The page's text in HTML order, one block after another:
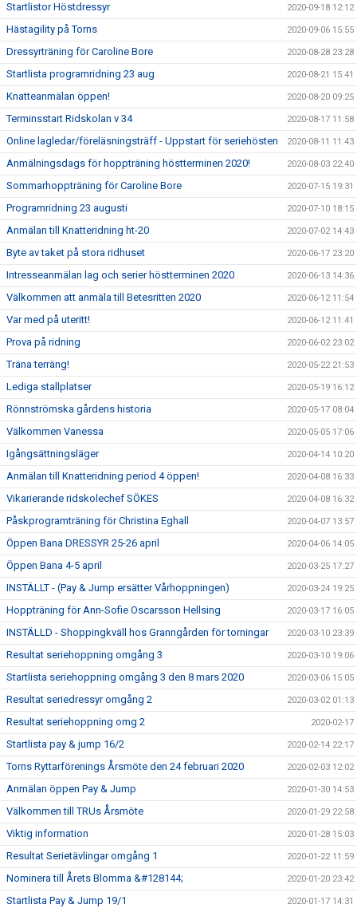
Startlistor Höstdressyr 2020-09-18 12:12
Hästagility på Torns 2020-09-06 15:55
Dressyrträning för Caroline Bore 2020-08-28 23:28
Startlista programridning 23 aug 2020-08-21 15:41
Knatteanmälan öppen! 2020-08-20 09:25
Terminsstart Ridskolan v 34 2020-08-17 11:58
Online lagledar/föreläsningsträff - Uppstart för seriehösten 2020-08-11 11:43
Anmälningsdags för hoppträning höstterminen 2020! 2020-08-03 22:40
Sommarhoppträning för Caroline Bore 2020-07-15 19:31
Programridning 23 augusti 2020-07-10 18:15
Anmälan till Knatteridning ht-20 2020-07-02 14:43
Byte av taket på stora ridhuset 2020-06-17 23:20
Intresseanmälan lag och serier höstterminen 2020 2020-06-13 14:36
Välkommen att anmäla till Betesritten 2020 2020-06-12 11:54
Var med på uteritt! 2020-06-12 11:41
Prova på ridning 2020-06-02 23:02
Träna terräng! 2020-05-22 21:53
Lediga stallplatser 2020-05-19 16:12
Rönnströmska gårdens historia 2020-05-17 08:04
Välkommen Vanessa 2020-05-05 17:06
Igångsättningsläger 2020-04-14 10:20
Anmälan till Knatteridning period 4 öppen! 2020-04-08 16:33
Vikarierande ridskolechef SÖKES 2020-04-08 16:32
Påskprogramträning för Christina Eghall 2020-04-07 13:57
Öppen Bana DRESSYR 25-26 april 2020-04-06 14:05
Öppen Bana 4-5 april 2020-03-25 17:27
INSTÄLLT - (Pay & Jump ersätter Vårhoppningen) 2020-03-24 19:25
Hoppträning för Ann-Sofie Oscarsson Hellsing 2020-03-17 16:05
INSTÄLLD - Shoppingkväll hos Granngården för torningar 2020-03-10 23:39
Resultat seriehoppning omgång 3 2020-03-10 19:06
Startlista seriehoppning omgång 3 den 8 mars 2020 2020-03-06 15:05
Resultat seriedressyr omgång 2 2020-03-02 01:13
Resultat seriehoppning omg 2 2020-02-17
Startlista pay & jump 16/2 2020-02-14 22:17
Torns Ryttarförenings Årsmöte den 24 februari 2020 2020-02-03 12:02
Anmälan öppen Pay & Jump 2020-01-30 14:53
Välkommen till TRUs Årsmöte 2020-01-29 22:58
Viktig information 2020-01-28 15:03
Resultat Serietävlingar omgång 1 2020-01-22 11:59
Nominera till Årets Blomma &#128144; 2020-01-20 23:42
Startlista Pay & Jump 19/1 2020-01-17 14:31